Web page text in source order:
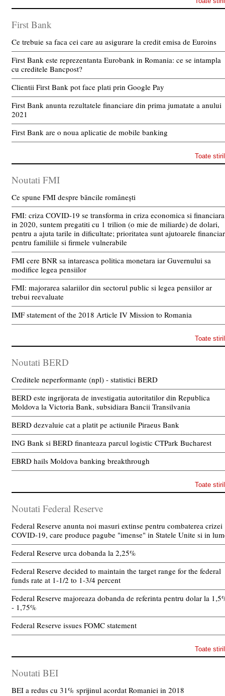
First Bank
Ce trebuie sa faca cei care au asigurare la credit emisa de Euroins
First Bank este reprezentanta Eurobank in Romania: ce se intampla
cu creditele Bancpost?
Clientii First Bank pot face plati prin Google Pay
First Bank anunta rezultatele financiare din prima jumatate a anului
2021
First Bank are o noua aplicatie de mobile banking
Toate
Noutati FMI
Ce spune FMI despre băncile românești
FMI: criza COVID-19 se transforma in criza economica si financiara
in 2020, suntem pregatiti cu 1 trilion (o mie de miliarde) de dolari,
pentru a ajuta tarile in dificultate; prioritatea sunt ajutoarele
pentru familiile si firmele vulnerabile
FMI cere BNR sa intareasca politica monetara iar Guvernului sa
modifice legea pensiilor
FMI: majorarea salariilor din sectorul public si legea pensiilor ar
trebui reevaluate
IMF statement of the 2018 Article IV Mission to Romania
Toate
Noutati BERD
Creditele neperformante (npl) - statistici BERD
BERD este ingrijorata de investigatia autoritatilor din Republica
Moldova la Victoria Bank, subsidiara Bancii Transilvania
BERD dezvaluie cat a platit pe actiunile Piraeus Bank
ING Bank si BERD finanteaza parcul logistic CTPark Bucharest
EBRD hails Moldova banking breakthrough
Toate
Noutati Federal Reserve
Federal Reserve anunta noi masuri extinse pentru combaterea crizei
COVID-19, care produce pagube "imense" in Statele Unite si in
Federal Reserve urca dobanda la 2,25%
Federal Reserve decided to maintain the target range for the federal
funds rate at 1-1/2 to 1-3/4 percent
Federal Reserve majoreaza dobanda de referinta pentru dolar la
- 1,75%
Federal Reserve issues FOMC statement
Toate
Noutati BEI
BEI a redus cu 31% sprijinul acordat Romaniei in 2018